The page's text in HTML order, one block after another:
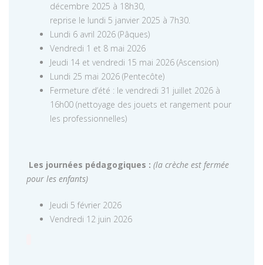
décembre 2025 à 18h30,
reprise le lundi 5 janvier 2025 à 7h30.
Lundi 6 avril 2026 (Pâques)
Vendredi 1 et 8 mai 2026
Jeudi 14 et vendredi 15 mai 2026 (Ascension)
Lundi 25 mai 2026 (Pentecôte)
Fermeture d’été : le vendredi 31 juillet 2026 à
16h00 (nettoyage des jouets et rangement pour
les professionnelles)
Les journées pédagogiques : (la crèche est fermée
pour les enfants)
Jeudi 5 février 2026
Vendredi 12 juin 2026